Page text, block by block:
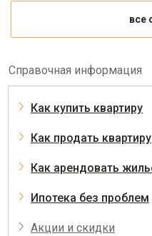
все
Справочная информация
Как купить квартиру
Как продать квартиру
Как арендовать
Ипотека без проблем
Акции и скидки